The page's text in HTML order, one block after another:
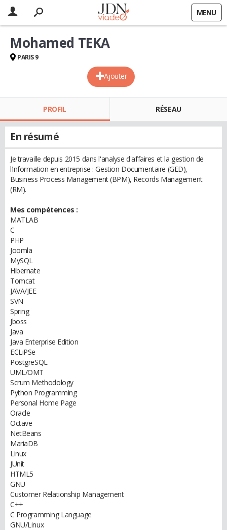
MENU
Ajouter
Mohamed TEKA
PARIS 9
PROFIL RÉSEAU
En résumé
Je travaille depuis 2015 dans l'analyse d'affaires et la gestion de
l’information en entreprise : Gestion Documentaire (GED),
Business Process Management (BPM), Records Management
(RM).
Mes compétences :
MATLAB
C
PHP
Joomla
MySQL
Hibernate
Tomcat
JAVA/JEE
SVN
Spring
Jboss
Java
Java Enterprise Edition
ECLiPSe
PostgreSQL
UML/OMT
Scrum Methodology
Python Programming
Personal Home Page
Oracle
Octave
NetBeans
MariaDB
Linux
JUnit
HTML5
GNU
Customer Relationship Management
C++
C Programming Language
GNU/Linux